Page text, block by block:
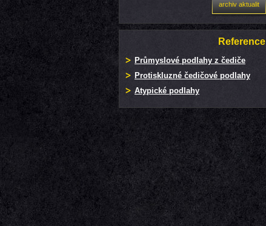
archiv aktualit
Reference
Průmyslové podlahy z čediče
Protiskluzné čedičové podlahy
Atypické podlahy